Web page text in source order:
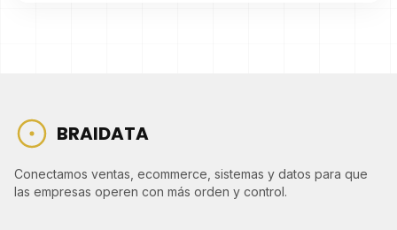
BRAIDATA
Conectamos ventas, ecommerce, sistemas y datos para que
las empresas operen con más orden y control.